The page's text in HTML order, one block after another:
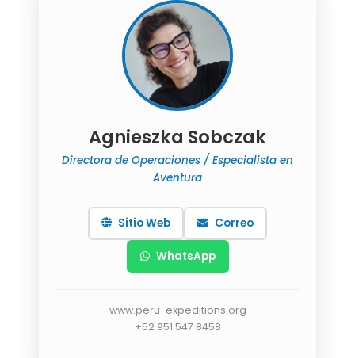
Agnieszka Sobczak
Directora de Operaciones / Especialista en
Aventura
Sitio Web Correo
WhatsApp
www.peru-expeditions.org
+52 951 547 8458